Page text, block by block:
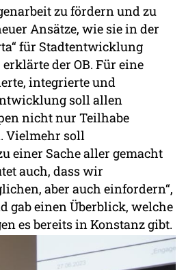
zu fördern und zu
Ansätze, wie sie in der
für Stadtentwicklung
der OB. Für eine
integrierte und
soll allen
nicht nur Teilhabe
Vielmehr soll
einer Sache aller gemacht
auch, dass wir
aber auch einfordern“,
gab einen Überblick, welche
es bereits in Konstanz gibt.